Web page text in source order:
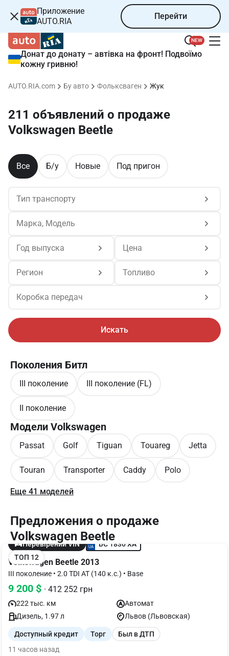
Приложение
AUTO.RIA
Перейти
NEW
Донат до донату – автівка на фронт! Подвоїмо
кожну гривню!
AUTO.RIA.com Бу авто Фольксваген Жук
211 объявлений о продаже
Volkswagen Beetle
Все Б/у Новые Под пригон
Тип транспорту
Марка, Модель
Год выпуска Цена
Регион Топливо
Коробка передач
Искать
Предложения о продаже
Volkswagen Beetle
Перевірений VIN
BC 1830 XA
ТОП 12
Volkswagen Beetle 2013
III поколение • 2.0 TDI AT (140 к.с.) • Base
9 200 $ · 412 252 грн
222 тыс. км
Автомат
Дизель, 1.97 л
Львов (Львовская)
Доступный кредит Торг
Был в ДТП
11 часов назад
Поколения Битл
III поколение III поколение (FL)
II поколение
Модели Volkswagen
Passat Golf Tiguan Touareg Jetta
Touran Transporter Caddy Polo
Еще 41 моделей